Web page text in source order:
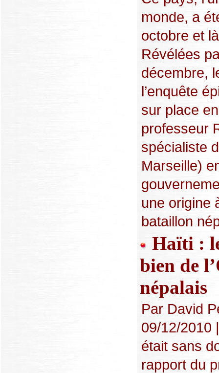
monde, a
octobre et
Révélées
décembre,
l’enquête
sur place
professeur
spécialiste
Marseille)
une origine
bataillon
Haïti :
bien de
népalais
Par David
09/12/2010
était sans
rapport du